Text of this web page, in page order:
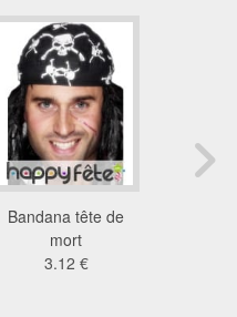
Bandana tête de
mort
3.12 €